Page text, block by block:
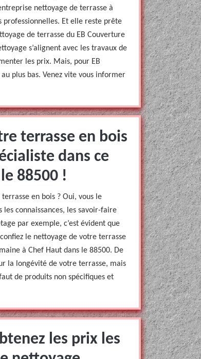
nettoyage de terrasse à
professionnelles. Et elle reste prête
de terrasse du EB Couverture
s’alignent avec les travaux de
les prix. Mais, pour EB
plus bas. Venez vite vous informer
terrasse en bois
dans ce
88500 !
en bois ? Oui, vous le
les connaissances, les savoir-faire
par exemple, c’est évident que
le nettoyage de votre terrasse
à Chef Haut dans le 88500. De
la longévité de votre terrasse, mais
de produits non spécifiques et
les prix les